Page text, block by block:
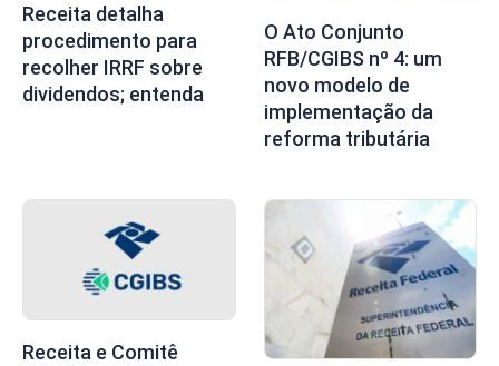
Receita detalha
procedimento para
recolher IRRF sobre
dividendos; entenda
O Ato Conjunto
RFB/CGIBS nº 4: um
novo modelo de
implementação da
reforma tributária
Receita e Comitê